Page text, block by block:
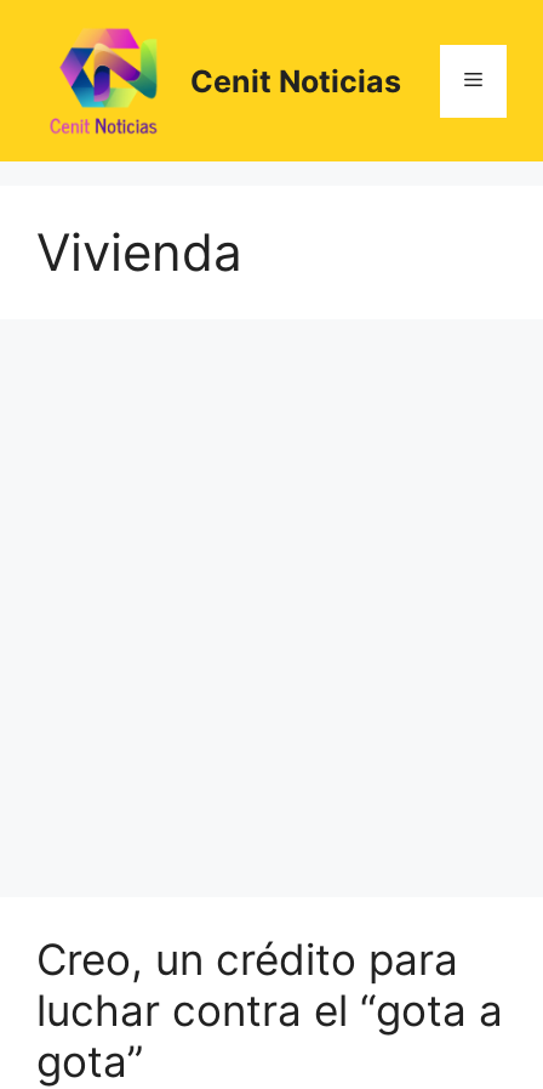
contenido
Cenit Noticias Menú
Vivienda
Creo, un crédito para
luchar contra el “gota a
gota”